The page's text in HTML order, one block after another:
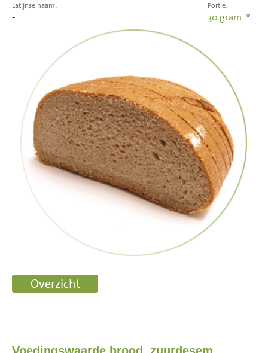
Portie:
30 gram
Latijnse naam:
-